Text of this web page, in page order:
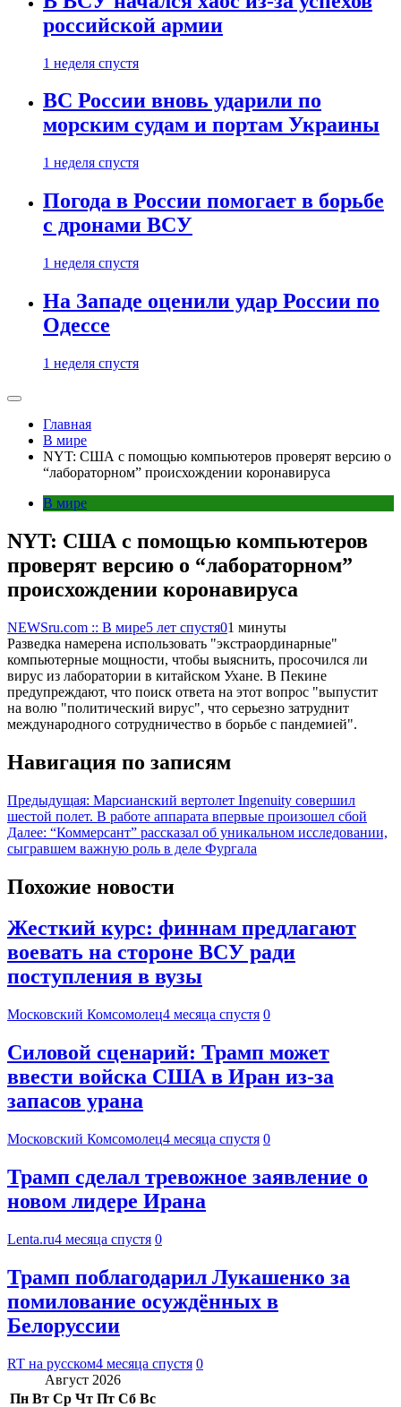
российской армии
1 неделя спустя
ВС России вновь ударили по
морским судам и портам Украины
1 неделя спустя
Погода в России помогает в борьбе
с дронами ВСУ
1 неделя спустя
На Западе оценили удар России по
Одессе
1 неделя спустя
Главная
В мире
NYT: США с помощью компьютеров проверят версию о
“лабораторном” происхождении коронавируса
В мире
NYT: США с помощью компьютеров
проверят версию о “лабораторном”
происхождении коронавируса
NEWSru.com :: В мире5 лет спустя01 минуты
Разведка намерена использовать "экстраординарные"
компьютерные мощности, чтобы выяснить, просочился ли
вирус из лаборатории в китайском Ухане. В Пекине
предупреждают, что поиск ответа на этот вопрос "выпустит
на волю "политический вирус", что серьезно затруднит
международного сотрудничество в борьбе с пандемией".
Навигация по записям
Предыдущая: Марсианский вертолет Ingenuity совершил
шестой полет. В работе аппарата впервые произошел сбой
Далее: “Коммерсант” рассказал об уникальном исследовании,
сыгравшем важную роль в деле Фургала
Похожие новости
Жесткий курс: финнам предлагают
воевать на стороне ВСУ ради
поступления в вузы
Московский Комсомолец4 месяца спустя 0
Силовой сценарий: Трамп может
ввести войска США в Иран из-за
запасов урана
Московский Комсомолец4 месяца спустя 0
Трамп сделал тревожное заявление о
новом лидере Ирана
Lenta.ru4 месяца спустя 0
Трамп поблагодарил Лукашенко за
помилование осуждённых в
Белоруссии
RT на русском4 месяца спустя 0
Август 2026
Пн Вт Ср Чт Пт Сб Вс